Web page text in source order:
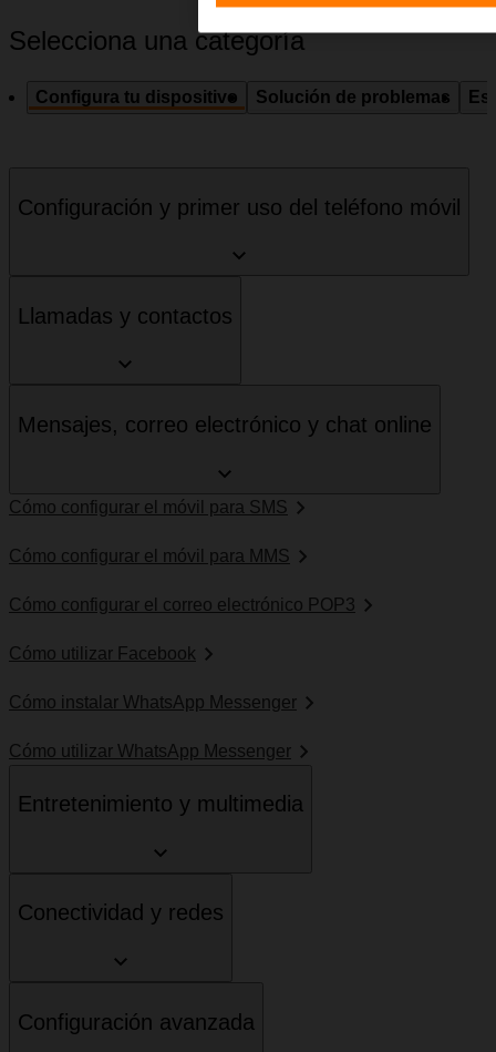
Selecciona una categoría
Configura tu dispositivo Solución de problemas
Configuración y primer uso del teléfono móvil
Llamadas y contactos
Mensajes, correo electrónico y chat online
Cómo configurar el móvil para SMS
Cómo configurar el móvil para MMS
Cómo configurar el correo electrónico POP3
Cómo utilizar Facebook
Cómo instalar WhatsApp Messenger
Cómo utilizar WhatsApp Messenger
Entretenimiento y multimedia
Conectividad y redes
Configuración avanzada